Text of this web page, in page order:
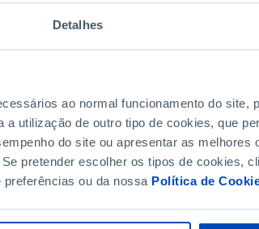
Detalhes
ao normal funcionamento do site,
utilização de outro tipo de cookies, que
do site ou apresentar as melhores
pretender escolher os tipos de cookies,
ou da nossa Política de
FIM